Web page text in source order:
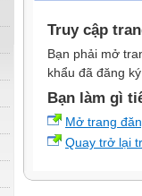
Truy cập
Bạn phải mở
khẩu đã đăng
Bạn làm gì
Mở trang
Quay trở lại